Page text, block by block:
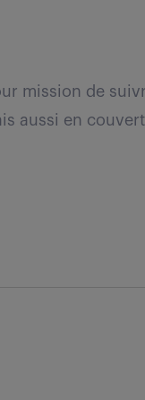
mission de
aussi en